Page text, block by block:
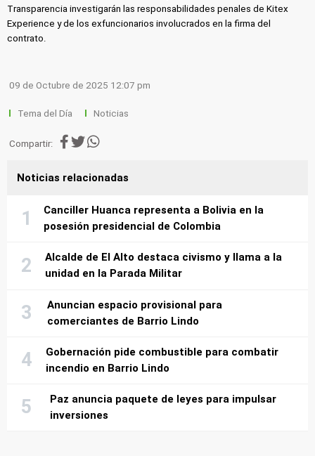
Transparencia investigarán las responsabilidades penales de Kitex
Experience y de los exfuncionarios involucrados en la firma del
contrato.
09 de Octubre de 2025 12:07 pm
Tema del Día Noticias
Compartir:
Noticias relacionadas
Canciller Huanca representa a Bolivia en la
posesión presidencial de Colombia
Alcalde de El Alto destaca civismo y llama a la
unidad en la Parada Militar
Anuncian espacio provisional para
comerciantes de Barrio Lindo
Gobernación pide combustible para combatir
incendio en Barrio Lindo
Paz anuncia paquete de leyes para impulsar
inversiones